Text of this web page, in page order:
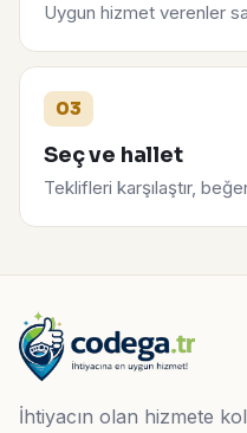
Uygun hizmet verenler
03
Seç ve hallet
Teklifleri karşılaştır,
İhtiyacın olan hizmete